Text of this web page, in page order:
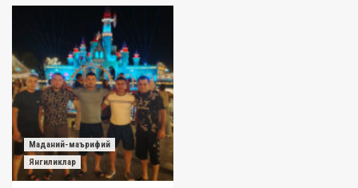
Маданий-маърифий
Янгиликлар